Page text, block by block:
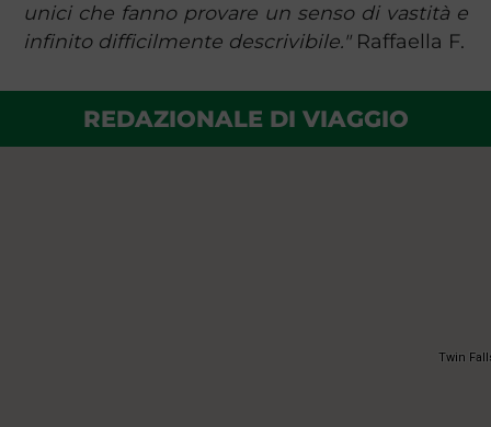
unici che fanno provare un senso di vastità e
infinito difficilmente descrivibile."​ Raffaella F.
REDAZIONALE DI VIAGGIO